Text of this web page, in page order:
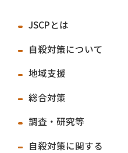
JSCPとは
自殺対策について
地域支援
総合対策
調査・研究等
自殺対策に関する